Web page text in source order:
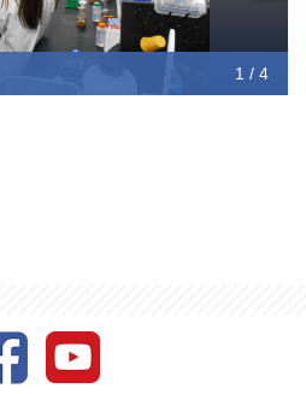
1 / 4
2 / 4
3 / 4
4 / 4